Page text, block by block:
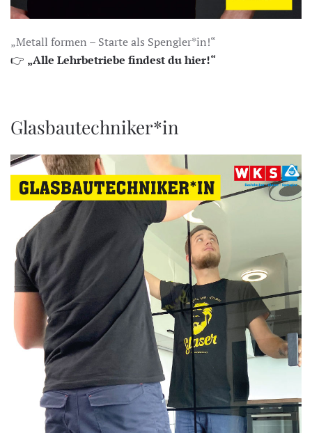
„Metall formen – Starte als Spengler*in!“
👉 „Alle Lehrbetriebe findest du hier!“
Glasbautechniker*in